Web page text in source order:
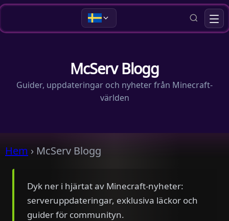
McServ Blogg
Guider, uppdateringar och nyheter från Minecraft-
världen
Hem › McServ Blogg
Dyk ner i hjärtat av Minecraft-nyheter:
serveruppdateringar, exklusiva läckor och
guider för communityn.